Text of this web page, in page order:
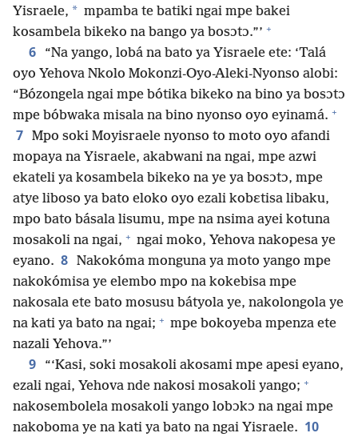
Yisraele, * mpamba te batiki ngai mpe bakei
kosambela bikeko na bango ya bosɔtɔ.”’ +
6
“Na yango, lobá na bato ya Yisraele ete: ‘Talá
oyo Yehova Nkolo Mokonzi-Oyo-Aleki-Nyonso alobi:
“Bózongela ngai mpe bótika bikeko na bino ya bosɔtɔ
mpe bóbwaka misala na bino nyonso oyo eyinamá. +
7 Mpo soki Moyisraele nyonso to moto oyo afandi
mopaya na Yisraele, akabwani na ngai, mpe azwi
ekateli ya kosambela bikeko na ye ya bosɔtɔ, mpe
atye liboso ya bato eloko oyo ezali kobɛtisa libaku,
mpo bato básala lisumu, mpe na nsima ayei kotuna
mosakoli na ngai, + ngai moko, Yehova nakopesa ye
eyano. 8 Nakokóma monguna ya moto yango mpe
nakokómisa ye elembo mpo na kokebisa mpe
nakosala ete bato mosusu bátyola ye, nakolongola ye
na kati ya bato na ngai; + mpe bokoyeba mpenza ete
nazali Yehova.”’
9
“‘Kasi, soki mosakoli akosami mpe apesi eyano,
ezali ngai, Yehova nde nakosi mosakoli yango; +
nakosembolela mosakoli yango lobɔkɔ na ngai mpe
nakoboma ye na kati ya bato na ngai Yisraele. 10